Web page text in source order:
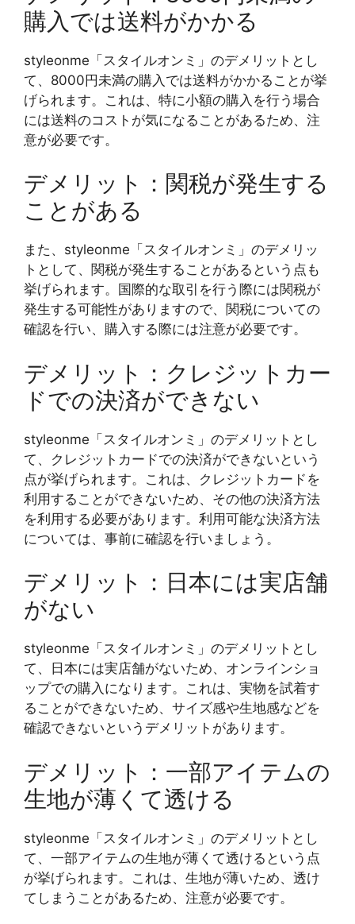
購入では送料がかかる
styleonme「スタイルオンミ」のデメリットとし
て、8000円未満の購入では送料がかかることが挙
げられます。これは、特に小額の購入を行う場合
には送料のコストが気になることがあるため、注
意が必要です。
デメリット：関税が発生する
ことがある
また、styleonme「スタイルオンミ」のデメリッ
トとして、関税が発生することがあるという点も
挙げられます。国際的な取引を行う際には関税が
発生する可能性がありますので、関税についての
確認を行い、購入する際には注意が必要です。
デメリット：クレジットカー
ドでの決済ができない
styleonme「スタイルオンミ」のデメリットとし
て、クレジットカードでの決済ができないという
点が挙げられます。これは、クレジットカードを
利用することができないため、その他の決済方法
を利用する必要があります。利用可能な決済方法
については、事前に確認を行いましょう。
デメリット：日本には実店舗
がない
styleonme「スタイルオンミ」のデメリットとし
て、日本には実店舗がないため、オンラインショ
ップでの購入になります。これは、実物を試着す
ることができないため、サイズ感や生地感などを
確認できないというデメリットがあります。
デメリット：一部アイテムの
生地が薄くて透ける
styleonme「スタイルオンミ」のデメリットとし
て、一部アイテムの生地が薄くて透けるという点
が挙げられます。これは、生地が薄いため、透け
てしまうことがあるため、注意が必要です。